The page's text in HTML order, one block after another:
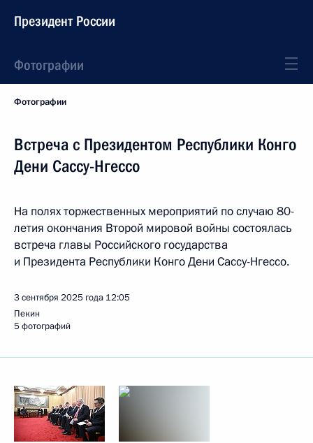
Президент России
Фотографии
Фотографии
Встреча с Президентом Республики Конго
Дени Сассу-Нгессо
На полях торжественных мероприятий по случаю 80-
летия окончания Второй мировой войны состоялась
встреча главы Российского государства
и Президента Республики Конго Дени Сассу-Нгессо.
3 сентября 2025 года 12:05
Пекин
5 фотографий